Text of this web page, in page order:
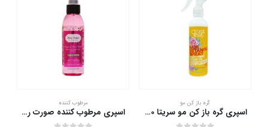
گره باز کن مو
اسپری گره باز کن مو سریتا 230 میلی لیتر
مرطوب کننده
اسپری مرطوب کننده صورت رز دیپ سنس 150 میلی لیتر